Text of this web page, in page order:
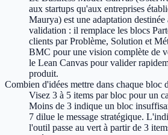
aux startups qu'aux entreprises
Maurya) est une adaptation destinée
validation : il remplace les blocs
clients par Problème, Solution et
BMC pour une vision complète de
le Lean Canvas pour valider
produit.
Combien d'idées mettre dans chaque bloc
Visez 3 à 5 items par bloc pour un
Moins de 3 indique un bloc
7 dilue le message stratégique.
l'outil passe au vert à partir de 3